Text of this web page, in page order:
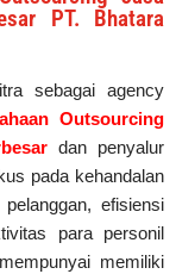
PT. Bhatara
sebagai agency
Outsourcing
dan penyalur
pada kehandalan
efisiensi
para personil
memiliki